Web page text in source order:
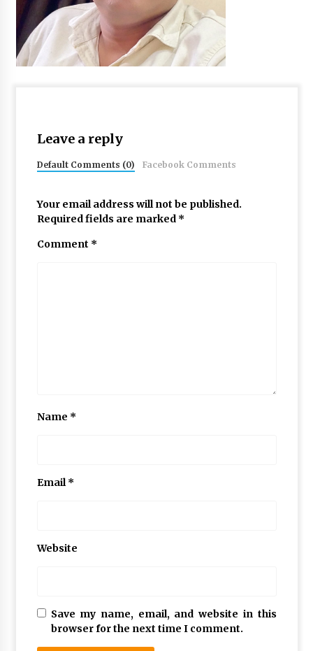
Leave a reply
Default Comments (0) Facebook Comments
Your email address will not be published.
Required fields are marked *
Comment *
Name *
Email*
Website
Save my name, email, and website in this
browser for the next time I comment.